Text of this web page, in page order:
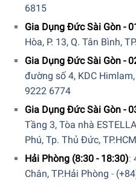
Kiểm soát nhiệt độ tự động
Delonghi Nespresso EN
De’Longhi Thermoblock
độ lý tưởng. Cơ chế đơn
nước cần thiết cho mỗi loại
6815
Gia Dụng Đức Sài Gòn -
Hòa, P. 13, Q. Tân Bình,
Gia Dụng Đức Sài Gòn -
đường số 4, KDC Himlam,
9222 6774
Gia Dụng Đức Sài Gòn -
Tầng 3, Tòa nhà
Phú, Tp. Thủ Đức, TP.HCM
Hải Phòng (8:30 - 18:30):
Chân, TP.Hải Phòng -